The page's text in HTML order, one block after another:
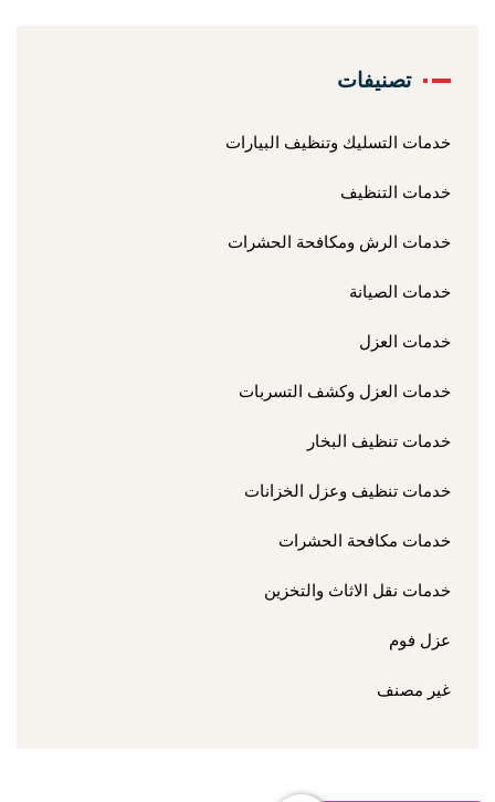
تصنيفات
خدمات التسليك وتنظيف البيارات
خدمات التنظيف
خدمات الرش ومكافحة الحشرات
خدمات الصيانة
خدمات العزل
خدمات العزل وكشف التسربات
خدمات تنظيف البخار
خدمات تنظيف وعزل الخزانات
خدمات مكافحة الحشرات
خدمات نقل الاثاث والتخزين
عزل فوم
غير مصنف